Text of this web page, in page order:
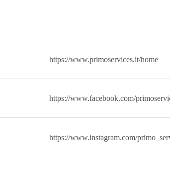
https://www.primoservices.it/home
https://www.facebook.com/
https://www.instagram.com/